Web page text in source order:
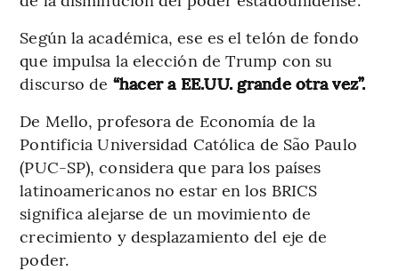
Según la académica, ese es el telón de fondo
que impulsa la elección de Trump con su
discurso de “hacer a EE.UU. grande otra vez”.
De Mello, profesora de Economía de la
Pontificia Universidad Católica de São Paulo
(PUC-SP), considera que para los países
latinoamericanos no estar en los BRICS
significa alejarse de un movimiento de
crecimiento y desplazamiento del eje de
poder.